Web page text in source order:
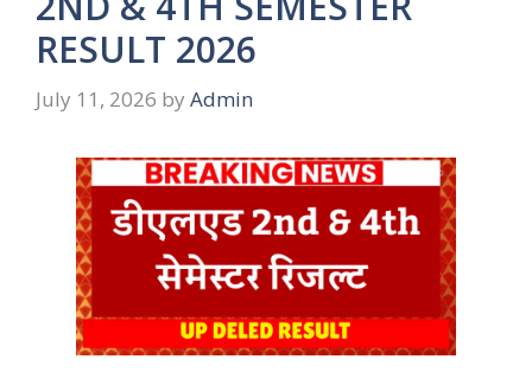
RESULT 2026
July 11, 2026 by Admin